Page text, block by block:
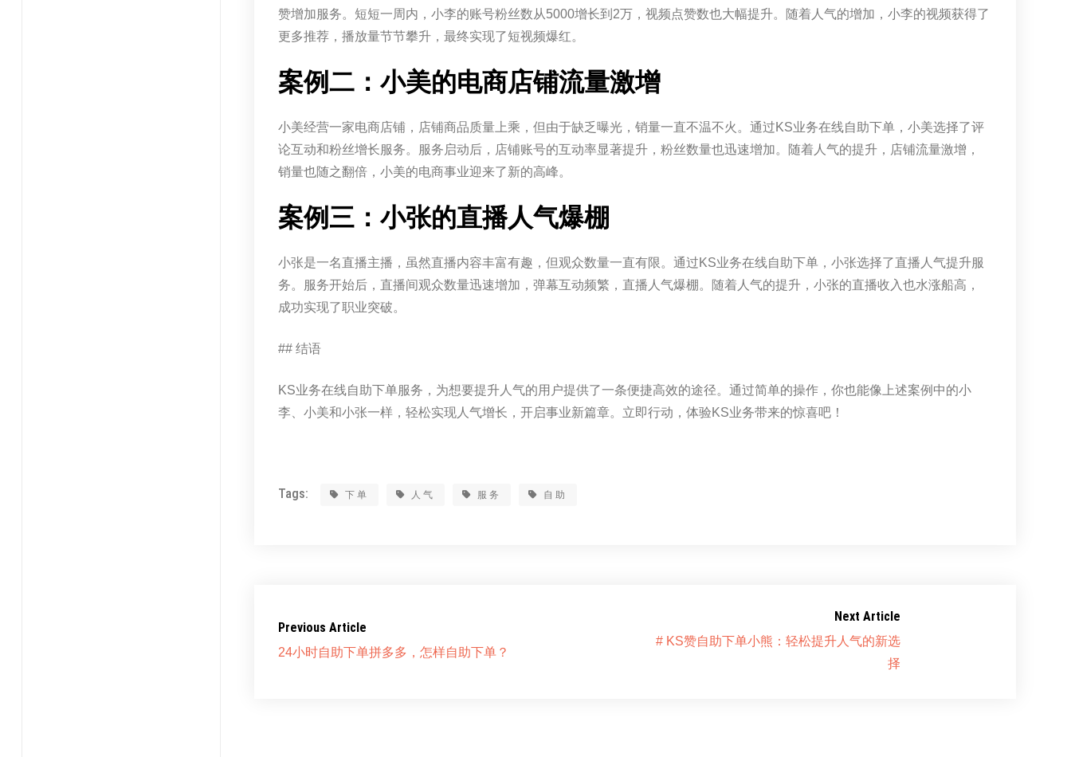
赞增加服务。短短一周内，小李的账号粉丝数从5000增长到2万，视频点赞数也大幅提升。随着人气的增加，小李的视频获得了
更多推荐，播放量节节攀升，最终实现了短视频爆红。
案例二：小美的电商店铺流量激增
小美经营一家电商店铺，店铺商品质量上乘，但由于缺乏曝光，销量一直不温不火。通过KS业务在线自助下单，小美选择了评
论互动和粉丝增长服务。服务启动后，店铺账号的互动率显著提升，粉丝数量也迅速增加。随着人气的提升，店铺流量激增，
销量也随之翻倍，小美的电商事业迎来了新的高峰。
案例三：小张的直播人气爆棚
小张是一名直播主播，虽然直播内容丰富有趣，但观众数量一直有限。通过KS业务在线自助下单，小张选择了直播人气提升服
务。服务开始后，直播间观众数量迅速增加，弹幕互动频繁，直播人气爆棚。随着人气的提升，小张的直播收入也水涨船高，
成功实现了职业突破。
## 结语
KS业务在线自助下单服务，为想要提升人气的用户提供了一条便捷高效的途径。通过简单的操作，你也能像上述案例中的小
李、小美和小张一样，轻松实现人气增长，开启事业新篇章。立即行动，体验KS业务带来的惊喜吧！
Tags: 下单 人气 服务 自助
Previous Article
24小时自助下单拼多多，怎样自助下单？
Next Article
# KS赞自助下单小熊：轻松提升人气的新选
择